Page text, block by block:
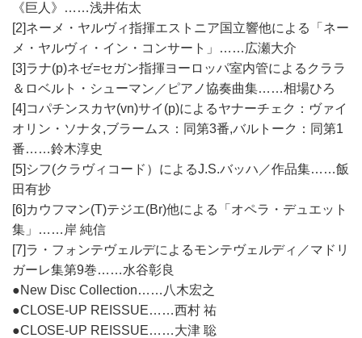
《巨人》……浅井佑太
[2]ネーメ・ヤルヴィ指揮エストニア国立響他による「ネー
メ・ヤルヴィ・イン・コンサート」……広瀬大介
[3]ラナ(p)ネゼ=セガン指揮ヨーロッパ室内管によるクララ
＆ロベルト・シューマン／ピアノ協奏曲集……相場ひろ
[4]コパチンスカヤ(vn)サイ(p)によるヤナーチェク：ヴァイ
オリン・ソナタ,ブラームス：同第3番,バルトーク：同第1
番……鈴木淳史
[5]シフ(クラヴィコード）によるJ.S.バッハ／作品集……飯
田有抄
[6]カウフマン(T)テジエ(Br)他による「オペラ・デュエット
集」……岸 純信
[7]ラ・フォンテヴェルデによるモンテヴェルディ／マドリ
ガーレ集第9巻……水谷彰良
●New Disc Collection……八木宏之
●CLOSE-UP REISSUE……西村 祐
●CLOSE-UP REISSUE……大津 聡